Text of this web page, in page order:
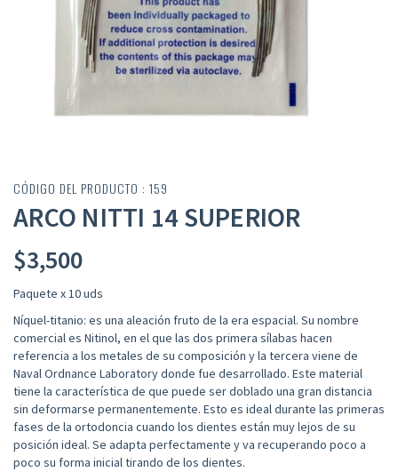
CÓDIGO DEL PRODUCTO : 159
ARCO NITTI 14 SUPERIOR
$3,500
Paquete x 10 uds
Níquel-titanio: es una aleación fruto de la era espacial. Su nombre
comercial es Nitinol, en el que las dos primera sílabas hacen
referencia a los metales de su composición y la tercera viene de
Naval Ordnance Laboratory donde fue desarrollado. Este material
tiene la característica de que puede ser doblado una gran distancia
sin deformarse permanentemente. Esto es ideal durante las primeras
fases de la ortodoncia cuando los dientes están muy lejos de su
posición ideal. Se adapta perfectamente y va recuperando poco a
poco su forma inicial tirando de los dientes.